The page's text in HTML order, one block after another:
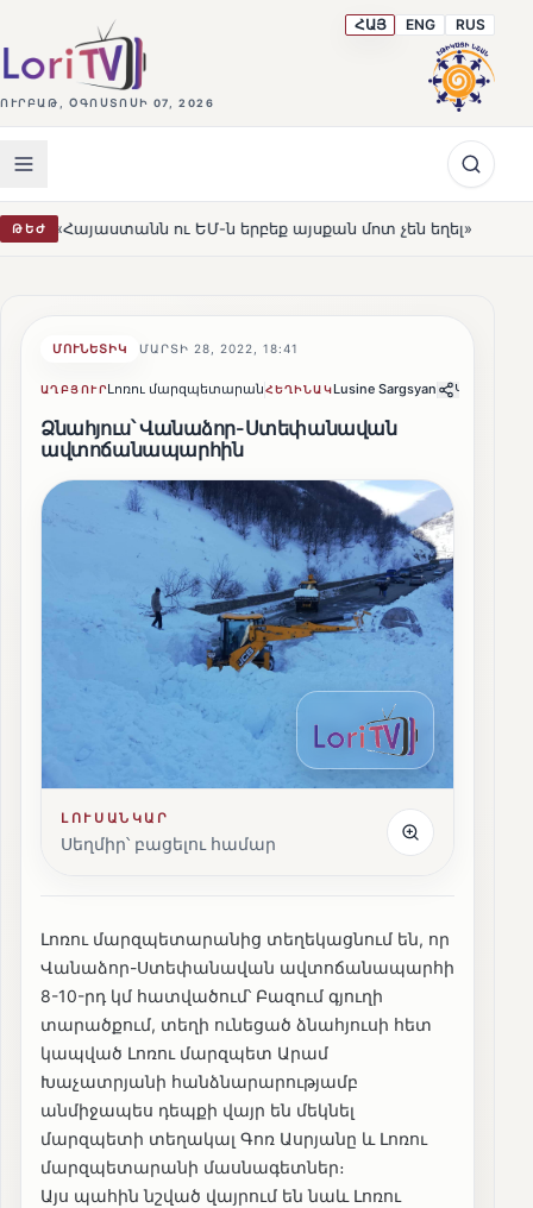
ՈՒՐԲԱԹ, ՕԳՈՍՏՈՍԻ 07, 2026
ՀԱՅ ENG RUS
ԹԵԺ
ու ԵՄ-ն երբեք այսքան մոտ չեն եղել» HOT Լեռնահովիտի
ՄՈՒՆԵՏԻԿ ՄԱՐՏԻ 28, 2022, 18:41
ԱՂԲՅՈՒՐԼոռու մարզպետարանՀԵՂԻՆԱԿLusine Sargsyan Կիսվել
Ձնահյուս՝ Վանաձոր-Ստեփանավան
ավտոճանապարհին
ԼՈՒՍԱՆԿԱՐ
Սեղմիր՝ բացելու համար
Լոռու մարզպետարանից տեղեկացնում են, որ
Վանաձոր-Ստեփանավան ավտոճանապարհի
8-10-րդ կմ հատվածում՝ Բազում գյուղի
տարածքում, տեղի ունեցած ձնահյուսի հետ
կապված Լոռու մարզպետ Արամ
Խաչատրյանի հանձնարարությամբ
անմիջապես դեպքի վայր են մեկնել
մարզպետի տեղակալ Գոռ Ասրյանը և Լոռու
մարզպետարանի մասնագետներ։
Այս պահին նշված վայրում են նաև Լոռու